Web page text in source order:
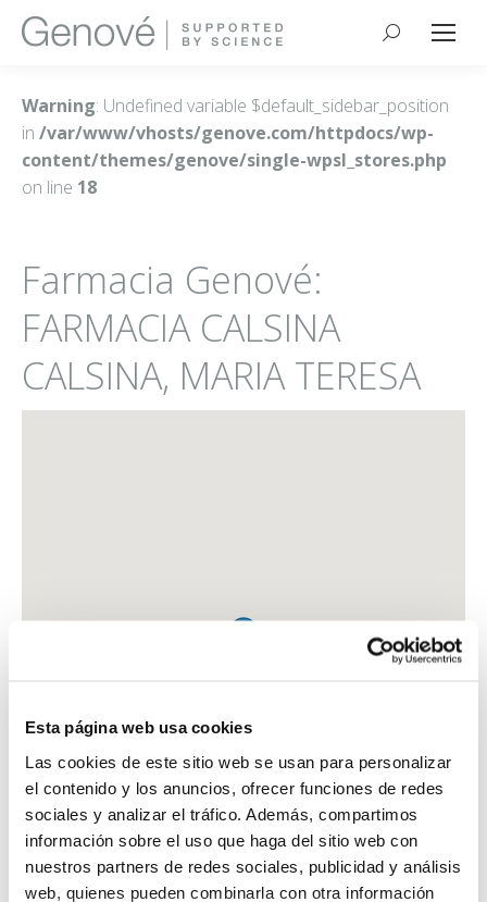
Esta página web usa cookies
Las cookies de este sitio web se usan para personalizar
el contenido y los anuncios, ofrecer funciones de redes
sociales y analizar el tráfico. Además, compartimos
información sobre el uso que haga del sitio web con
nuestros partners de redes sociales, publicidad y análisis
web, quienes pueden combinarla con otra información
Buscar:
Warning: Undefined variable $default_sidebar_position
in /var/www/vhosts/genove.com/httpdocs/wp-
content/themes/genove/single-wpsl_stores.php
on line 18
Farmacia Genové:
FARMACIA CALSINA
CALSINA, MARIA TERESA